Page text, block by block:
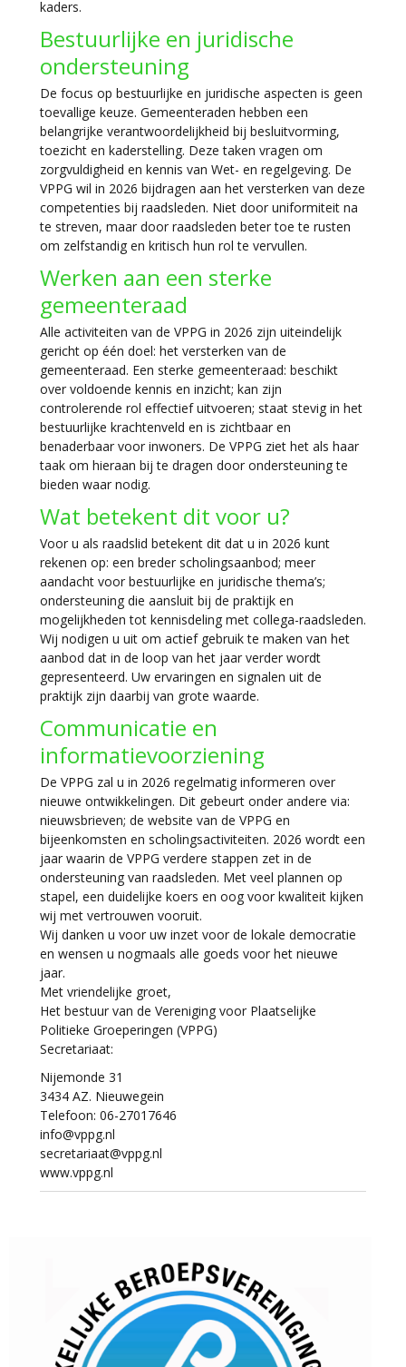
kaders.
Bestuurlijke en juridische
ondersteuning
De focus op bestuurlijke en juridische aspecten is geen
toevallige keuze. Gemeenteraden hebben een
belangrijke verantwoordelijkheid bij besluitvorming,
toezicht en kaderstelling. Deze taken vragen om
zorgvuldigheid en kennis van Wet- en regelgeving. De
VPPG wil in 2026 bijdragen aan het versterken van deze
competenties bij raadsleden. Niet door uniformiteit na
te streven, maar door raadsleden beter toe te rusten
om zelfstandig en kritisch hun rol te vervullen.
Werken aan een sterke
gemeenteraad
Alle activiteiten van de VPPG in 2026 zijn uiteindelijk
gericht op één doel: het versterken van de
gemeenteraad. Een sterke gemeenteraad: beschikt
over voldoende kennis en inzicht; kan zijn
controlerende rol effectief uitvoeren; staat stevig in het
bestuurlijke krachtenveld en is zichtbaar en
benaderbaar voor inwoners. De VPPG ziet het als haar
taak om hieraan bij te dragen door ondersteuning te
bieden waar nodig.
Wat betekent dit voor u?
Voor u als raadslid betekent dit dat u in 2026 kunt
rekenen op: een breder scholingsaanbod; meer
aandacht voor bestuurlijke en juridische thema’s;
ondersteuning die aansluit bij de praktijk en
mogelijkheden tot kennisdeling met collega-raadsleden.
Wij nodigen u uit om actief gebruik te maken van het
aanbod dat in de loop van het jaar verder wordt
gepresenteerd. Uw ervaringen en signalen uit de
praktijk zijn daarbij van grote waarde.
Communicatie en
informatievoorziening
De VPPG zal u in 2026 regelmatig informeren over
nieuwe ontwikkelingen. Dit gebeurt onder andere via:
nieuwsbrieven; de website van de VPPG en
bijeenkomsten en scholingsactiviteiten. 2026 wordt een
jaar waarin de VPPG verdere stappen zet in de
ondersteuning van raadsleden. Met veel plannen op
stapel, een duidelijke koers en oog voor kwaliteit kijken
wij met vertrouwen vooruit.
Wij danken u voor uw inzet voor de lokale democratie
en wensen u nogmaals alle goeds voor het nieuwe
jaar.
Met vriendelijke groet,
Het bestuur van de Vereniging voor Plaatselijke
Politieke Groeperingen (VPPG)
Secretariaat:
Nijemonde 31
3434 AZ. Nieuwegein
Telefoon: 06-27017646
info@vppg.nl
secretariaat@vppg.nl
www.vppg.nl